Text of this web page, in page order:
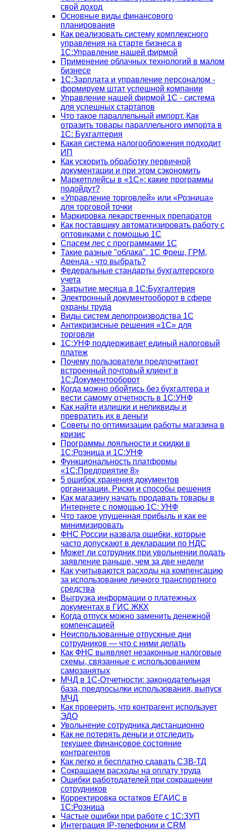
свой доход
Основные виды финансового
планирования
Как реализовать систему комплексного
управления на старте бизнеса в
1С:Управление нашей фирмой
Применение облачных технологий в малом
бизнесе
1C:Зарплата и управление персоналом -
формируем штат успешной компании
Управление нашей фирмой 1C - система
для успешных стартапов
Что такое параллельный импорт. Как
отразить товары параллельного импорта в
1С: Бухгалтерия
Какая система налогообложения подходит
ИП
Как ускорить обработку первичной
документации и при этом сэкономить
Маркетплейсы в «1С»: какие программы
подойдут?
«Управление торговлей» или «Розница»
для торговой точки
Маркировка лекарственных препаратов
Как поставщику автоматизировать работу с
оптовиками с помощью 1С
Спасем лес с программами 1С
Такие разные "облака". 1С Фреш, ГРМ,
Аренда - что выбрать?
Федеральные стандарты бухгалтерского
учета
Закрытие месяца в 1С:Бухгалтерия
Электронный документооборот в сфере
охраны труда
Виды систем делопроизводства 1C
Антикризисные решения «1С» для
торговли
1С:УНФ поддерживает единый налоговый
платеж
Почему пользователи предпочитают
встроенный почтовый клиент в
1С:Документооборот
Когда можно обойтись без бухгалтера и
вести самому отчетность в 1С:УНФ
Как найти излишки и неликвиды и
превратить их в деньги
Советы по оптимизации работы магазина в
кризис
Программы лояльности и скидки в
1С:Розница и 1С:УНФ
Функциональность платформы
«1С:Предприятие 8»
5 ошибок хранения документов
организации. Риски и способы решения
Как магазину начать продавать товары в
Интернете с помощью 1С: УНФ
Что такое упущенная прибыль и как ее
минимизировать
ФНС России назвала ошибки, которые
часто допускают в декларации по НДС
Может ли сотрудник при увольнении подать
заявление раньше, чем за две недели
Как учитываются расходы на компенсацию
за использование личного транспортного
средства
Выгрузка информации о платежных
документах в ГИС ЖКХ
Когда отпуск можно заменить денежной
компенсацией
Неиспользованные отпускные дни
сотрудников — что с ними делать
Как ФНС выявляет незаконные налоговые
схемы, связанные с использованием
самозанятых
МЧД в 1С-Отчетности: законодательная
база, предпосылки использования, выпуск
МЧД
Как проверить, что контрагент использует
ЭДО
Увольнение сотрудника дистанционно
Как не потерять деньги и отследить
текущее финансовое состояние
контрагентов
Как легко и бесплатно сдавать СЗВ-ТД
Сокращаем расходы на оплату труда
Ошибки работодателей при сокращении
сотрудников
Корректировка остатков ЕГАИС в
1С:Розница
Частые ошибки при работе с 1С:ЗУП
Интеграция IP-телефонии и CRM